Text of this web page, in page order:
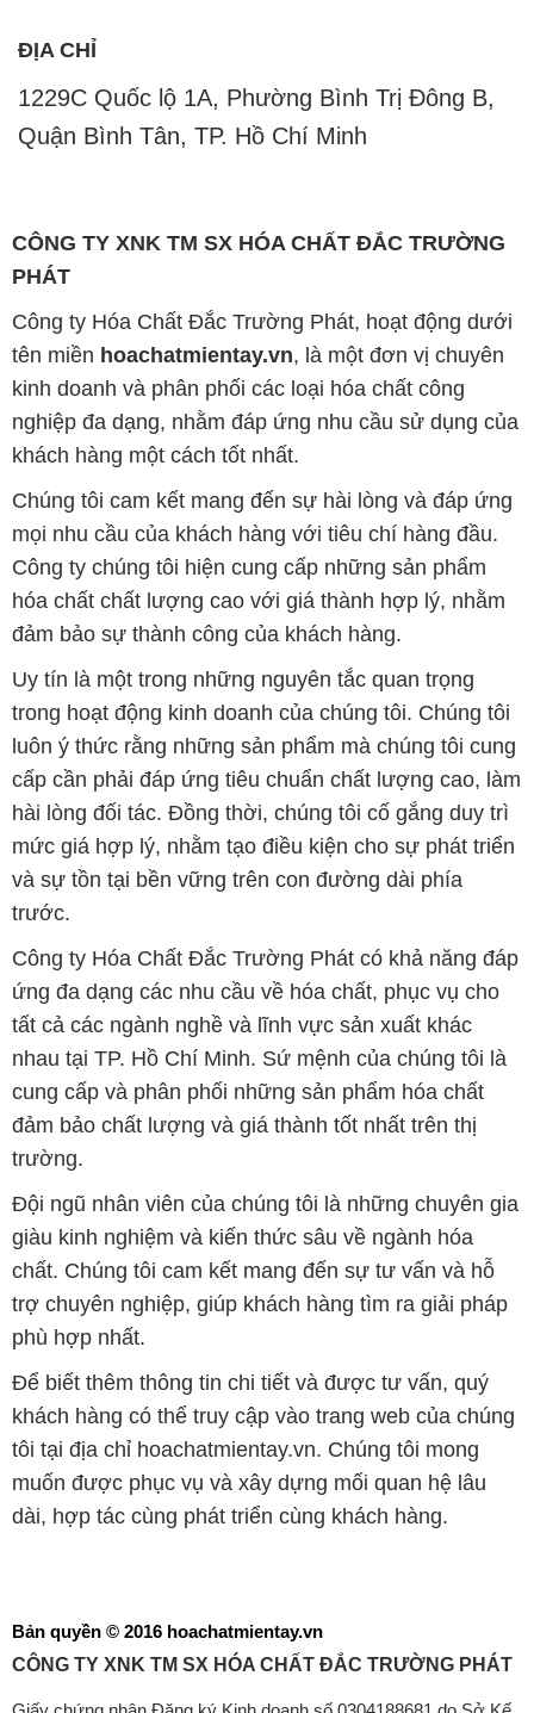
ĐỊA CHỈ
1229C Quốc lộ 1A, Phường Bình Trị Đông B,
Quận Bình Tân, TP. Hồ Chí Minh
CÔNG TY XNK TM SX HÓA CHẤT ĐẮC TRƯỜNG
PHÁT
Công ty Hóa Chất Đắc Trường Phát, hoạt động dưới
tên miền hoachatmientay.vn, là một đơn vị chuyên
kinh doanh và phân phối các loại hóa chất công
nghiệp đa dạng, nhằm đáp ứng nhu cầu sử dụng của
khách hàng một cách tốt nhất.
Chúng tôi cam kết mang đến sự hài lòng và đáp ứng
mọi nhu cầu của khách hàng với tiêu chí hàng đầu.
Công ty chúng tôi hiện cung cấp những sản phẩm
hóa chất chất lượng cao với giá thành hợp lý, nhằm
đảm bảo sự thành công của khách hàng.
Uy tín là một trong những nguyên tắc quan trọng
trong hoạt động kinh doanh của chúng tôi. Chúng tôi
luôn ý thức rằng những sản phẩm mà chúng tôi cung
cấp cần phải đáp ứng tiêu chuẩn chất lượng cao, làm
hài lòng đối tác. Đồng thời, chúng tôi cố gắng duy trì
mức giá hợp lý, nhằm tạo điều kiện cho sự phát triển
và sự tồn tại bền vững trên con đường dài phía
trước.
Công ty Hóa Chất Đắc Trường Phát có khả năng đáp
ứng đa dạng các nhu cầu về hóa chất, phục vụ cho
tất cả các ngành nghề và lĩnh vực sản xuất khác
nhau tại TP. Hồ Chí Minh. Sứ mệnh của chúng tôi là
cung cấp và phân phối những sản phẩm hóa chất
đảm bảo chất lượng và giá thành tốt nhất trên thị
trường.
Đội ngũ nhân viên của chúng tôi là những chuyên gia
giàu kinh nghiệm và kiến thức sâu về ngành hóa
chất. Chúng tôi cam kết mang đến sự tư vấn và hỗ
trợ chuyên nghiệp, giúp khách hàng tìm ra giải pháp
phù hợp nhất.
Để biết thêm thông tin chi tiết và được tư vấn, quý
khách hàng có thể truy cập vào trang web của chúng
tôi tại địa chỉ hoachatmientay.vn. Chúng tôi mong
muốn được phục vụ và xây dựng mối quan hệ lâu
dài, hợp tác cùng phát triển cùng khách hàng.
Bản quyền © 2016 hoachatmientay.vn
CÔNG TY XNK TM SX HÓA CHẤT ĐẮC TRƯỜNG PHÁT